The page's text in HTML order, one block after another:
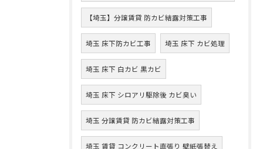
【埼玉】分譲賃貸 防カビ結露対策工事
埼玉 床下防カビ工事 埼玉 床下 カビ処理
埼玉 床下 白カビ 黒カビ
埼玉 床下 シロアリ駆除後 カビ臭い
埼玉 分譲賃貸 防カビ結露対策工事
埼玉 賃貸 コンクリート直張り 壁紙張替え